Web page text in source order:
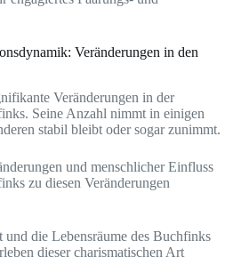
Veränderungen in den
Veränderungen in der
Seine Anzahl nimmt in einigen
stabil bleibt oder sogar zunimmt.
und menschlicher Einfluss
zu diesen Veränderungen
die Lebensräume des Buchfinks
dieser charismatischen Art